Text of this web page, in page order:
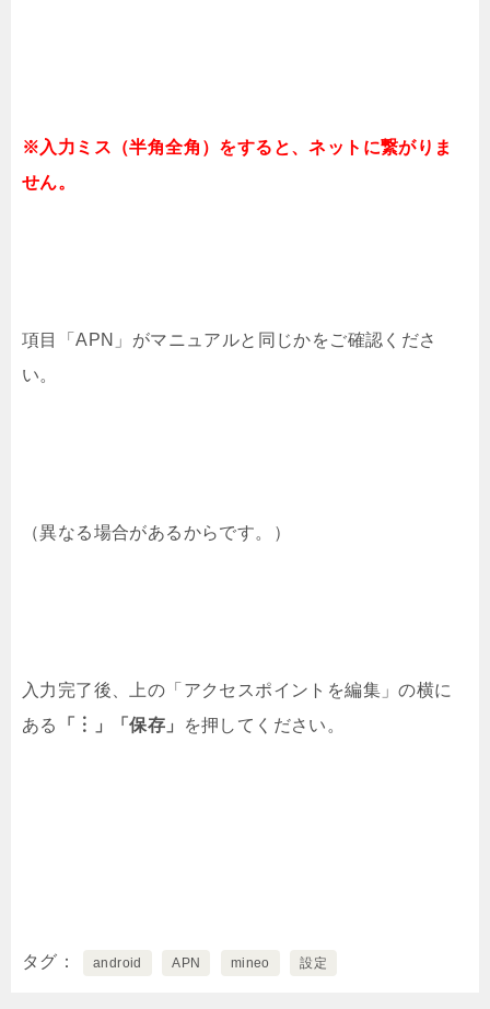
※入力ミス（半角全角）をすると、ネットに繋がりま
せん。
項目「APN」がマニュアルと同じかをご確認くださ
い。
（異なる場合があるからです。）
入力完了後、上の「アクセスポイントを編集」の横に
ある
「︙」「保存」 を押してください。
タグ android APN mineo 設定